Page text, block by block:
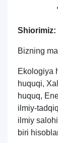
Shiorimiz:
Bizning
Ekologiya
huquqi,
huquq,
ilmiy-
ilmiy
biri